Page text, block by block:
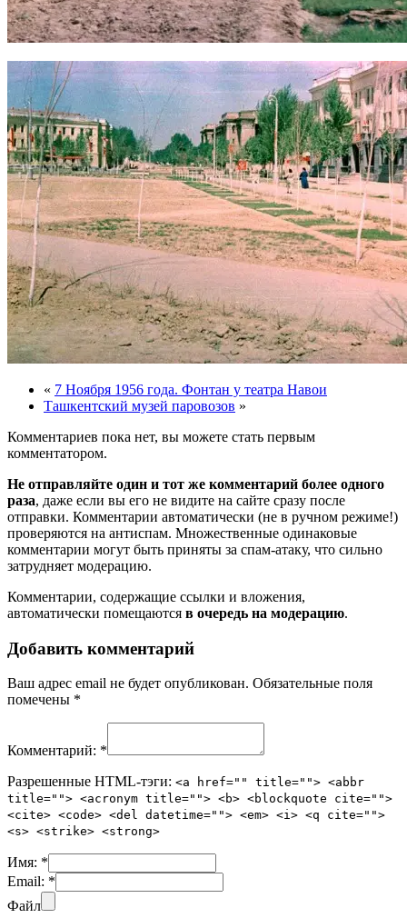
« 7 Ноября 1956 года. Фонтан у театра Навои
Ташкентский музей паровозов »
Комментариев пока нет, вы можете стать первым
комментатором.
Не отправляйте один и тот же комментарий более одного
раза, даже если вы его не видите на сайте сразу после
отправки. Комментарии автоматически (не в ручном режиме!)
проверяются на антиспам. Множественные одинаковые
комментарии могут быть приняты за спам-атаку, что сильно
затрудняет модерацию.
Комментарии, содержащие ссылки и вложения,
автоматически помещаются в очередь на модерацию.
Добавить комментарий
Ваш адрес email не будет опубликован. Обязательные поля
помечены *
Комментарий: *
Разрешенные HTML-тэги: <a href="" title=""> <abbr
title=""> <acronym title=""> <b> <blockquote cite="">
<cite> <code> <del datetime=""> <em> <i> <q cite="">
<s> <strike> <strong>
Имя: *
Email: *
Файл